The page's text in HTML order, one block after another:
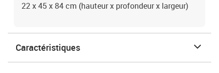
22 x 45 x 84 cm (hauteur x profondeur x largeur)
Caractéristiques